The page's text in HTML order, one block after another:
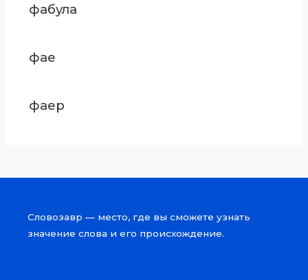
фабула
фае
фаер
Словозавр — место, где вы сможете узнать
значение слова и его происхождение.